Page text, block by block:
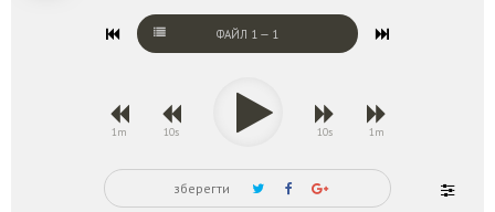
ФАЙЛ 1 — 1
1m 10s 10s 1m
зберегти